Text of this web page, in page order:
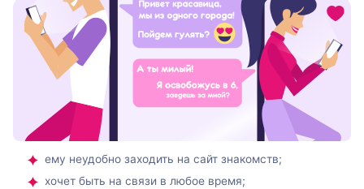
ему неудобно заходить на сайт знакомств;
хочет быть на связи в любое время;